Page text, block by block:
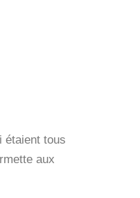
étaient tous
aux